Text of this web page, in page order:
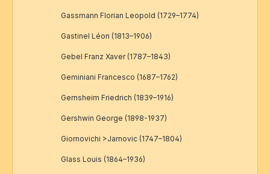
Gassmann Florian Leopold (1729–1774)
Gastinel Léon (1813–1906)
Gebel Franz Xaver (1787–1843)
Geminiani Francesco (1687–1762)
Gernsheim Friedrich (1839–1916)
Gershwin George (1898-1937)
Giornovichi >Jarnovic (1747–1804)
Glass Louis (1864–1936)